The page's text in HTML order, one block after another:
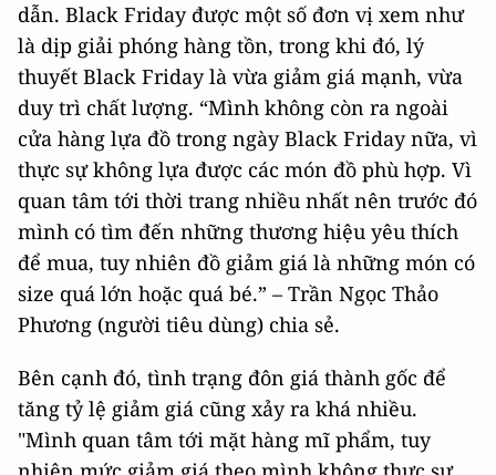
dẫn. Black Friday được một số đơn vị xem như
là dịp giải phóng hàng tồn, trong khi đó, lý
thuyết Black Friday là vừa giảm giá mạnh, vừa
duy trì chất lượng. “Mình không còn ra ngoài
cửa hàng lựa đồ trong ngày Black Friday nữa, vì
thực sự không lựa được các món đồ phù hợp. Vì
quan tâm tới thời trang nhiều nhất nên trước đó
mình có tìm đến những thương hiệu yêu thích
để mua, tuy nhiên đồ giảm giá là những món có
size quá lớn hoặc quá bé.” – Trần Ngọc Thảo
Phương (người tiêu dùng) chia sẻ.
Bên cạnh đó, tình trạng đôn giá thành gốc để
tăng tỷ lệ giảm giá cũng xảy ra khá nhiều.
"Mình quan tâm tới mặt hàng mĩ phẩm, tuy